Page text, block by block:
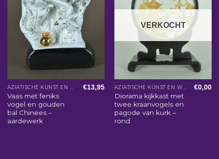
AZIATISCHE KUNST EN WOONACCESSOIRES
Vaas met feniks
vogel en gouden
bal Chinees –
aardewerk
€13,95
VERKOCHT
AZIATISCHE KUNST EN WOONACCESSOIRES
Diorama kijkkast met
twee kraanvogels en
pagode van kurk –
rond
€0,00